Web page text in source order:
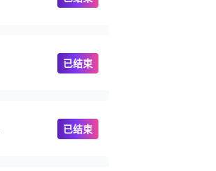
已结束
已结束